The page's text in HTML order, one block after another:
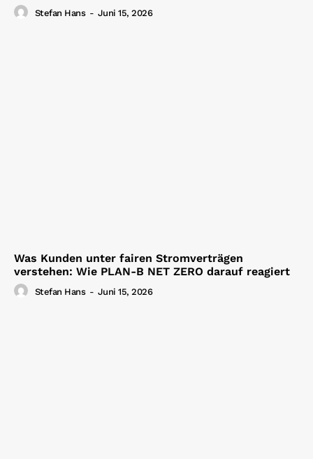
Stefan Hans - Juni 15, 2026
Was Kunden unter fairen Stromverträgen
verstehen: Wie PLAN-B NET ZERO darauf reagiert
Stefan Hans - Juni 15, 2026